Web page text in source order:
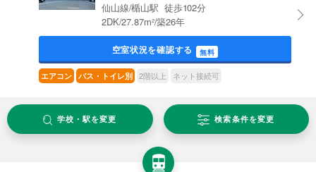
仙山線/楯山駅 徒歩102分
2DK/27.87m²/築26年
空室状況を確認する 無料
エアコン バス・トイレ別 2階以上 ネット接続可
学校・駅を変更 検索条件を変更